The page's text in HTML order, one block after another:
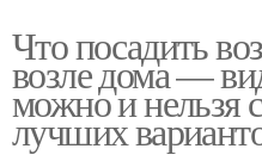
Что посадить
возле дома —
можно и нельзя
лучших